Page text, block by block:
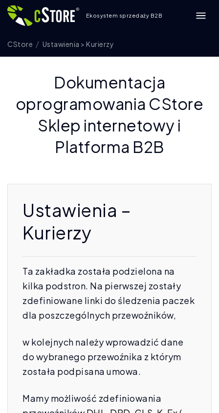
Ekosystem sprzedaży B2B
CStore Ustawienia > Kurierzy
Dokumentacja
oprogramowania CStore
Sklep internetowy i
Platforma B2B
Ustawienia –
Kurierzy
Ta zakładka została podzielona na
kilka podstron. Na pierwszej zostały
zdefiniowane linki do śledzenia paczek
dla poszczególnych przewoźników,
w kolejnych należy wprowadzić dane
do wybranego przewoźnika z którym
została podpisana umowa.
Mamy możliwość zdefiniowania